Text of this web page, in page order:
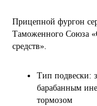
Прицепной фургон
Таможенного Союза
средств».
Тип подвески:
барабанным
тормозом